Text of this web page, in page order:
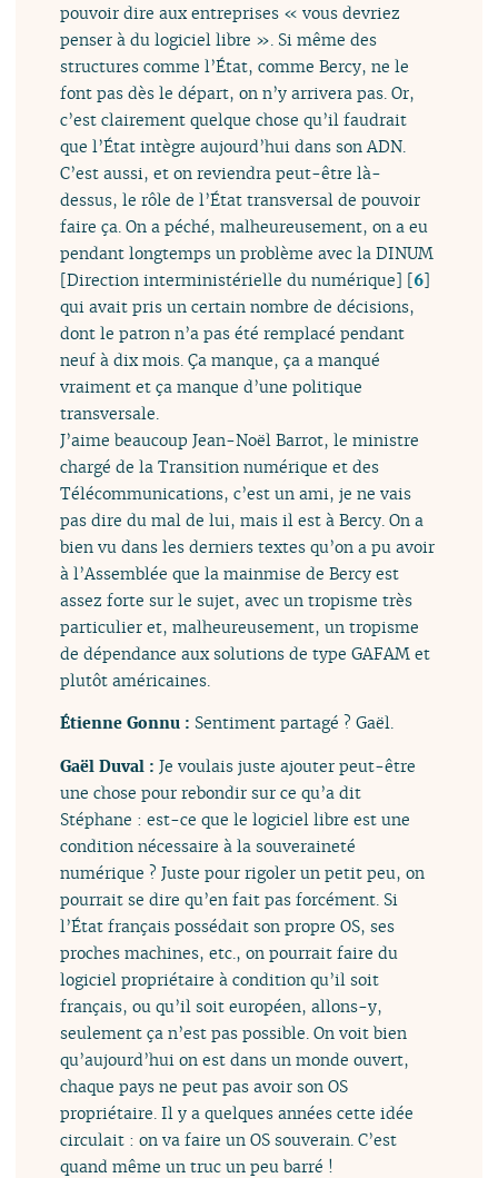
pouvoir dire aux entreprises « vous devriez
penser à du logiciel libre ». Si même des
structures comme l’État, comme Bercy, ne le
font pas dès le départ, on n’y arrivera pas. Or,
c’est clairement quelque chose qu’il faudrait
que l’État intègre aujourd’hui dans son ADN.
C’est aussi, et on reviendra peut-être là-
dessus, le rôle de l’État transversal de pouvoir
faire ça. On a péché, malheureusement, on a eu
pendant longtemps un problème avec la DINUM
[Direction interministérielle du numérique] [6]
qui avait pris un certain nombre de décisions,
dont le patron n’a pas été remplacé pendant
neuf à dix mois. Ça manque, ça a manqué
vraiment et ça manque d’une politique
transversale.
J’aime beaucoup Jean-Noël Barrot, le ministre
chargé de la Transition numérique et des
Télécommunications, c’est un ami, je ne vais
pas dire du mal de lui, mais il est à Bercy. On a
bien vu dans les derniers textes qu’on a pu avoir
à l’Assemblée que la mainmise de Bercy est
assez forte sur le sujet, avec un tropisme très
particulier et, malheureusement, un tropisme
de dépendance aux solutions de type GAFAM et
plutôt américaines.
Étienne Gonnu : Sentiment partagé ? Gaël.
Gaël Duval :Je voulais juste ajouter peut-être
une chose pour rebondir sur ce qu’a dit
Stéphane : est-ce que le logiciel libre est une
condition nécessaire à la souveraineté
numérique ? Juste pour rigoler un petit peu, on
pourrait se dire qu’en fait pas forcément. Si
l’État français possédait son propre OS, ses
proches machines, etc., on pourrait faire du
logiciel propriétaire à condition qu’il soit
français, ou qu’il soit européen, allons-y,
seulement ça n’est pas possible. On voit bien
qu’aujourd’hui on est dans un monde ouvert,
chaque pays ne peut pas avoir son OS
propriétaire. Il y a quelques années cette idée
circulait : on va faire un OS souverain. C’est
quand même un truc un peu barré !